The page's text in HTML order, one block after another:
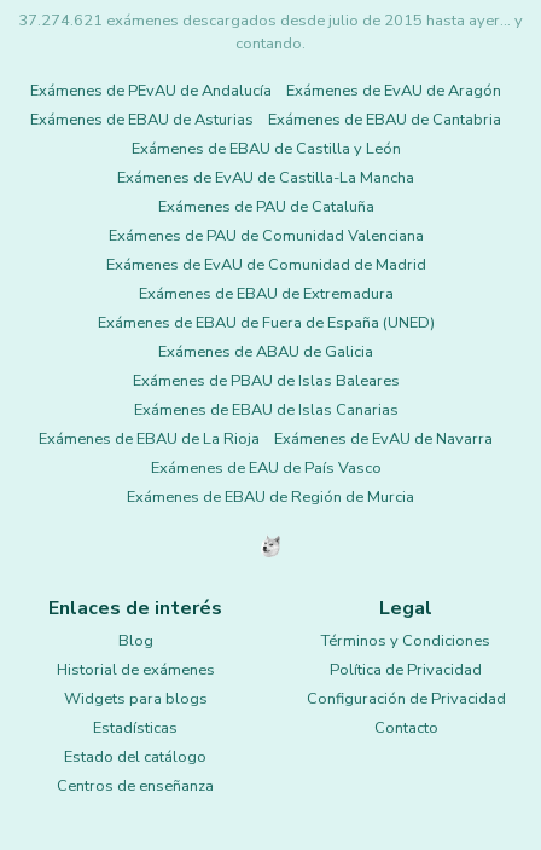
37.274.621 exámenes descargados desde julio de 2015 hasta ayer... y
contando.
Exámenes de PEvAU de Andalucía
Exámenes de EvAU de Aragón
Exámenes de EBAU de Asturias
Exámenes de EBAU de Cantabria
Exámenes de EBAU de Castilla y León
Exámenes de EvAU de Castilla-La Mancha
Exámenes de PAU de Cataluña
Exámenes de PAU de Comunidad Valenciana
Exámenes de EvAU de Comunidad de Madrid
Exámenes de EBAU de Extremadura
Exámenes de EBAU de Fuera de España (UNED)
Exámenes de ABAU de Galicia
Exámenes de PBAU de Islas Baleares
Exámenes de EBAU de Islas Canarias
Exámenes de EBAU de La Rioja
Exámenes de EvAU de Navarra
Exámenes de EAU de País Vasco
Exámenes de EBAU de Región de Murcia
Enlaces de interés
Blog
Historial de exámenes
Widgets para blogs
Estadísticas
Estado del catálogo
Centros de enseñanza
Legal
Términos y Condiciones
Política de Privacidad
Configuración de Privacidad
Contacto